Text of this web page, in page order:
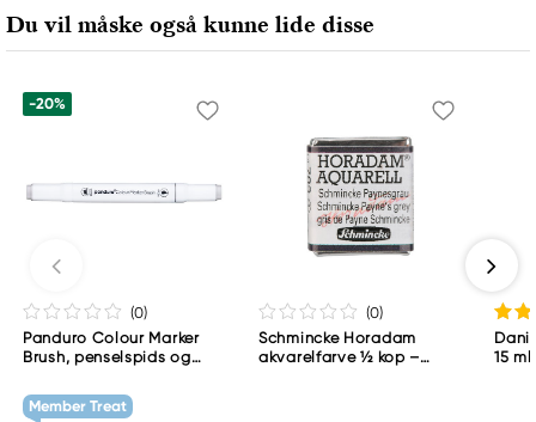
40699 Erkrath, Germany
info@schmincke.de
Du vil måske også kunne lide disse
-20%
(0)
Panduro Colour Marker
Brush, penselspids og
grey 1 WG1
Member Treat
(0)
Schmincke Horadam
akvarelfarve ½ kop –
15